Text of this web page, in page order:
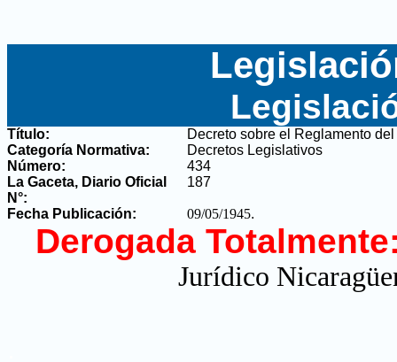
Título:
Decreto sobre el Reglamento
Categoría Normativa:
Decretos Legislativos
Número:
434
La Gaceta, Diario Oficial
N°:
187
Fecha Publicación: 09/05/1945.
Derogada
Jurídico